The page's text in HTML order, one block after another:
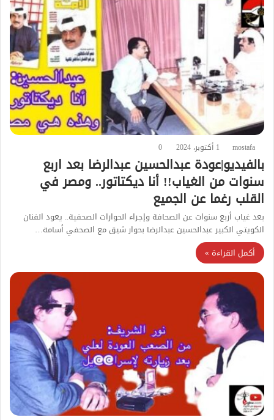
mostafa 1 أكتوبر، 2024 0
بالفيديو|عودة عبدالحسين عبدالرضا بعد اربع
سنوات من الغياب!! أنا ديكتاتور.. ومصر في
القلب رغما عن الجميع
بعد غياب أربع سنوات عن الصحافة وإجراء الحوارات الصحفية.. يعود الفنان
الكويتي الكبير عبدالحسين عبدالرضا بحوار شيق مع الصحفي أسامة…
أكمل القراءة »